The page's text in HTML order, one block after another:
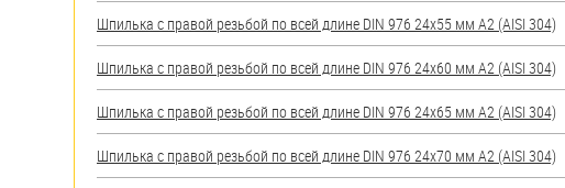
Пробки
Саморезы и шурупы
Стопорные кольца
Шпилька с правой резьбой по всей длине DIN 976 24х55 мм А2 (AISI 304)
Шпилька с правой резьбой по всей длине DIN 976 24х60 мм А2 (AISI 304)
Шпилька с правой резьбой по всей длине DIN 976 24х65 мм А2 (AISI 304)
Шпилька с правой резьбой по всей длине DIN 976 24х70 мм А2 (AISI 304)